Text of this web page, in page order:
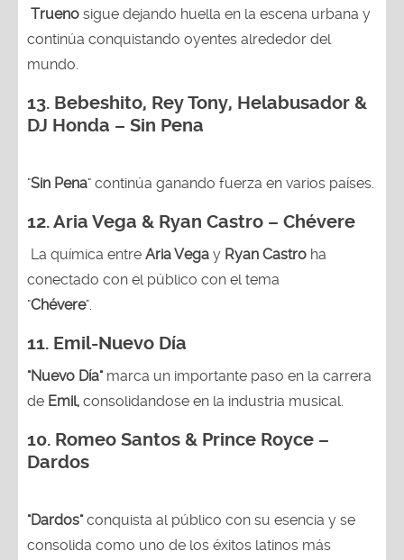
Trueno sigue dejando huella en la escena urbana y
continúa conquistando oyentes alrededor del
mundo.
13. Bebeshito, Rey Tony, Helabusador &
DJ Honda – Sin Pena
"Sin Pena" continúa ganando fuerza en varios países.
12. Aria Vega & Ryan Castro – Chévere
La química entre Aria Vega y Ryan Castro ha
conectado con el público con el tema
"Chévere".
11. Emil-Nuevo Día
"Nuevo Día"marca un importante paso en la carrera
de Emil, consolidandose en la industria musical.
10. Romeo Santos & Prince Royce –
Dardos
"Dardos"conquista al público con su esencia y se
consolida como uno de los éxitos latinos más